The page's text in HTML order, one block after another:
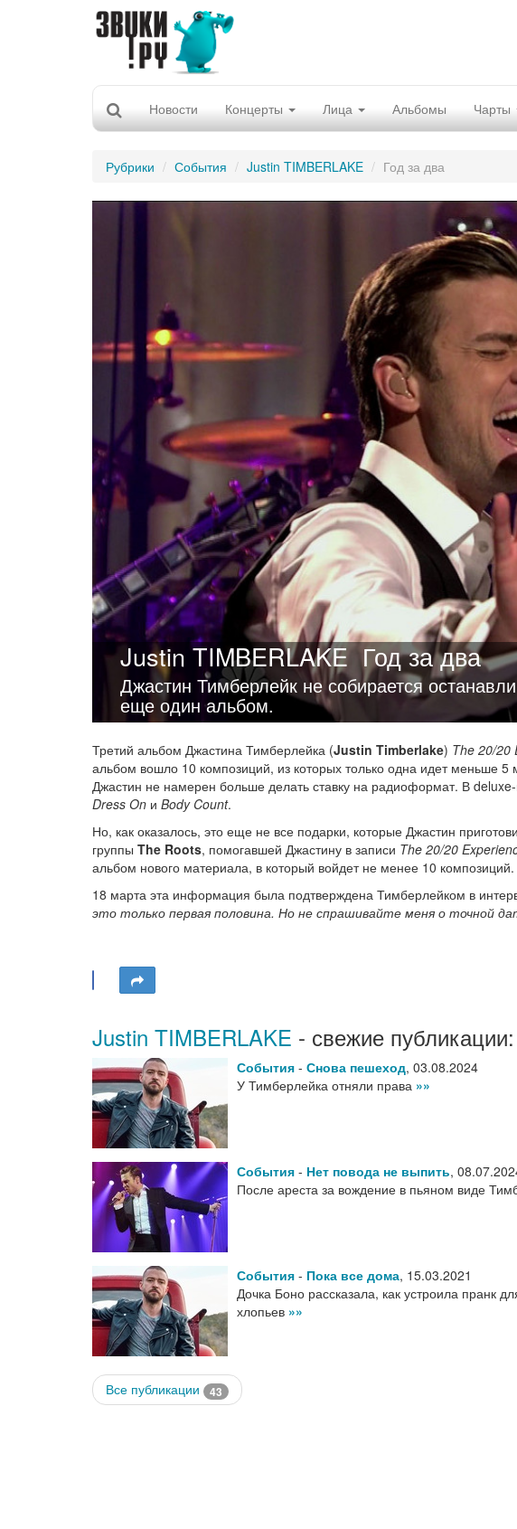
Новости Концерты Лица Альбомы Чарты
Рубрики События Justin TIMBERLAKE Год за два
Justin TIMBERLAKE Год за два
Джастин Тимберлейк не собирается
еще один альбом.
Третий альбом Джастина Тимберлейка (Justin Timberlake) The 20/20
альбом вошло 10 композиций, из которых только одна идет меньше 5
Джастин не намерен больше делать ставку на радиоформат. В
Dress On и Body Count.
Но, как оказалось, это еще не все подарки, которые Джастин
группы The Roots, помогавшей Джастину в записи The 20/20
альбом нового материала, в который войдет не менее 10 композиций.
18 марта эта информация была подтверждена Тимберлейком в
это только первая половина. Но не спрашивайте меня о точной
Justin TIMBERLAKE - свежие публикации:
События - Снова пешеход, 03.08.2024
У Тимберлейка отняли права »»
События - Нет повода не выпить,
После ареста за вождение в пьяном виде
События - Пока все дома, 15.03.2021
Дочка Боно рассказала, как устроила пранк
хлопьев »»
Все публикации 43